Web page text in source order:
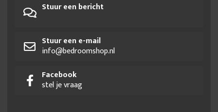
Stuur een bericht
Stuur een e-mail
info@bedroomshop.nl
Facebook
stel je vraag